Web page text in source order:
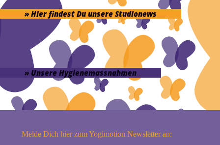
» Hier findest Du unsere Studionews
» Unsere Hygienemassnahmen
Melde Dich hier zum Yogimotion Newsletter an: